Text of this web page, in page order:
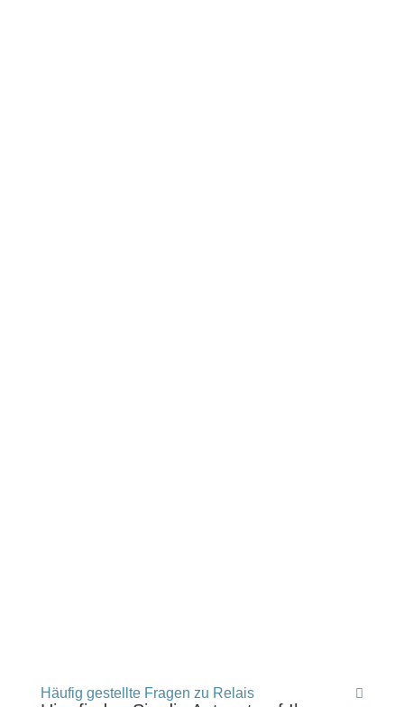
Häufig gestellte Fragen zu Relais